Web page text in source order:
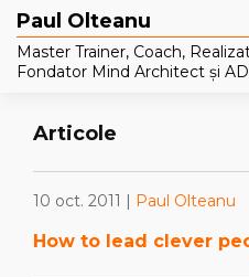
Paul Olteanu
Master Trainer, Coach,
Fondator Mind Architect și
Articole
10 oct. 2011 | Paul Olteanu
How to lead clever